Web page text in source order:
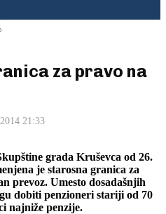
za pravo na
21:33
grada Kruševca od 26.
je starosna granica za
prevoz. Umesto dosadašnjih
dobiti penzioneri stariji od 70
najniže penzije.